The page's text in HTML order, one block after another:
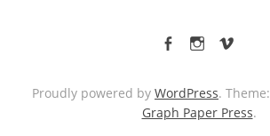
Proudly powered by WordPress. Theme:
Graph Paper Press.